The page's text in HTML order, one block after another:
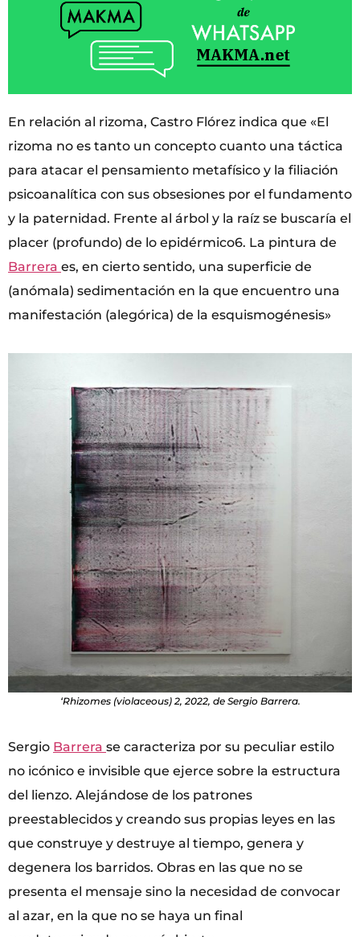
En relación al rizoma, Castro Flórez indica que «El
rizoma no es tanto un concepto cuanto una táctica
para atacar el pensamiento metafísico y la filiación
psicoanalítica con sus obsesiones por el fundamento
y la paternidad. Frente al árbol y la raíz se buscaría el
placer (profundo) de lo epidérmico6. La pintura de
Barrera es, en cierto sentido, una superficie de
(anómala) sedimentación en la que encuentro una
manifestación (alegórica) de la esquismogénesis»
‘Rhizomes (violaceous) 2, 2022, de Sergio Barrera.
Sergio Barrera se caracteriza por su peculiar estilo
no icónico e invisible que ejerce sobre la estructura
del lienzo. Alejándose de los patrones
preestablecidos y creando sus propias leyes en las
que construye y destruye al tiempo, genera y
degenera los barridos. Obras en las que no se
presenta el mensaje sino la necesidad de convocar
al azar, en la que no se haya un final